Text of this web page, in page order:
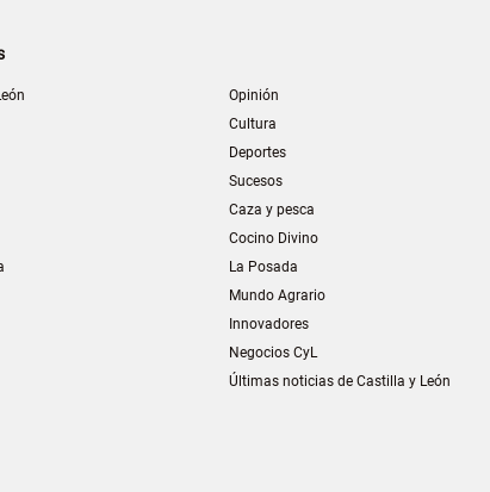
Opinión
Cultura
Deportes
Sucesos
Caza y pesca
Cocino Divino
La Posada
Mundo Agrario
Innovadores
Negocios CyL
Últimas noticias de Castilla y León